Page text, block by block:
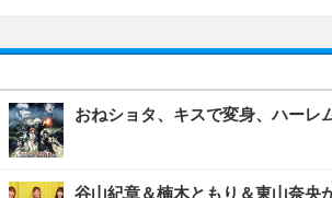
おねショタ、キスで変身、ハー
谷山紀章＆楠木ともり＆東山奈央